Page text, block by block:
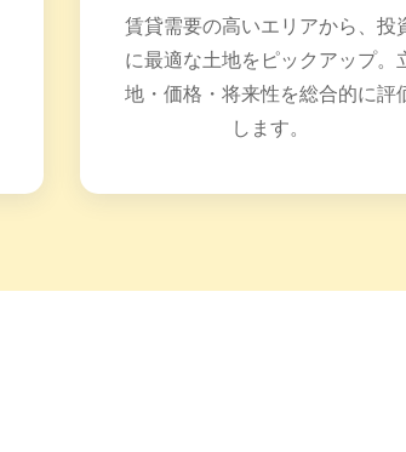
賃貸需要の高いエリアから、投
に最適な土地をピックアップ。
地・価格・将来性を総合的に評
します。